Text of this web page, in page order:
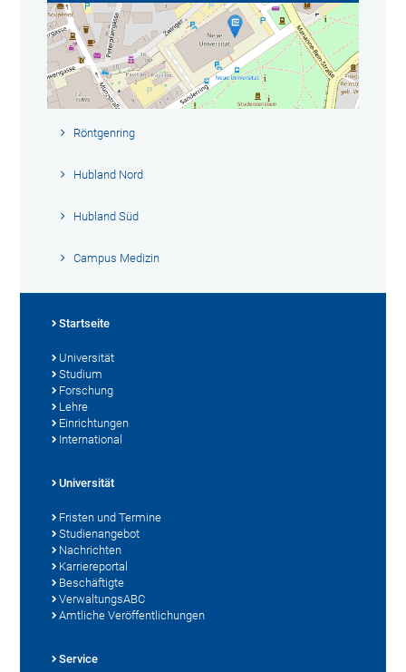
Röntgenring
Hubland Nord
Hubland Süd
Campus Medizin
Startseite
Universität
Studium
Forschung
Lehre
Einrichtungen
International
Universität
Fristen und Termine
Studienangebot
Nachrichten
Karriereportal
Beschäftigte
VerwaltungsABC
Amtliche Veröffentlichungen
Service